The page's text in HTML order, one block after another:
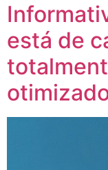
está de